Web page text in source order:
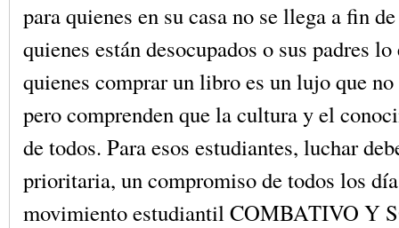
para quienes en su casa no se llega a fin
quienes están desocupados o sus padres lo
quienes comprar un libro es un lujo que no
pero comprenden que la cultura y el
de todos. Para esos estudiantes, luchar
prioritaria, un compromiso de todos los
movimiento estudiantil COMBATIVO Y